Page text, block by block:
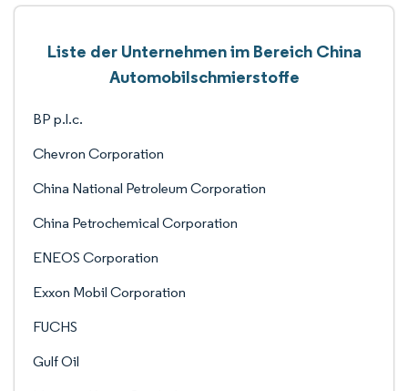
Liste der Unternehmen im Bereich China
Automobilschmierstoffe
BP p.l.c.
Chevron Corporation
China National Petroleum Corporation
China Petrochemical Corporation
ENEOS Corporation
Exxon Mobil Corporation
FUCHS
Gulf Oil